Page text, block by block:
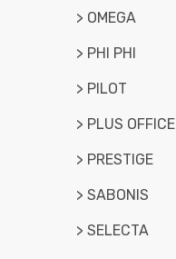
> OMEGA
> PHI PHI
> PILOT
> PLUS OFFICE
> PRESTIGE
> SABONIS
> SELECTA